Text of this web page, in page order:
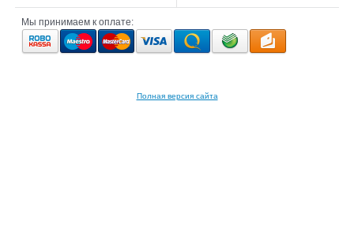
Мы принимаем к оплате:
Полная версия сайта